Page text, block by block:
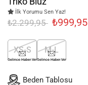
İlk Yorumu Sen Yaz!
₺2.299,95 ₺999,95
XS-S
Gelince Haber Ver
M-L
Gelince Haber Ver
Beden Tablosu